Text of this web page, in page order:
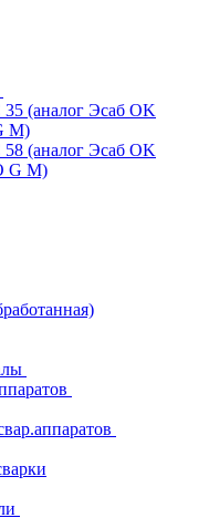
(аналог Эсаб OK
M)
(аналог Эсаб OK
G M)